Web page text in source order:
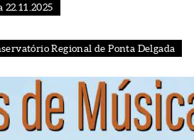
22.11.2025
Regional de Ponta Delgada